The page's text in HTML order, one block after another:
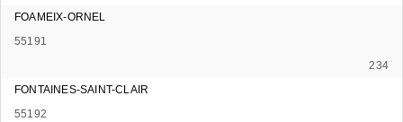
FOAMEIX-ORNEL
55191
234
FONTAINES-SAINT-CLAIR
55192